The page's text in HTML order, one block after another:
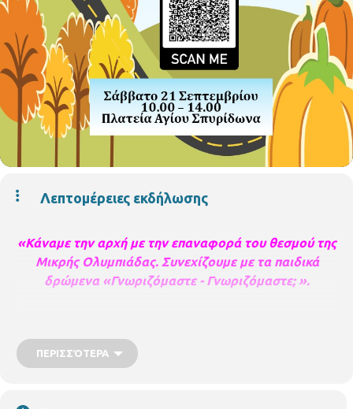
Λεπτομέρειες εκδήλωσης
«Κάναμε την αρχή με την επαναφορά του θεσμού της
Μικρής Ολυμπιάδας. Συνεχίζουμε με τα παιδικά
δρώμενα «Γνωριζόμαστε - Γνωριζόμαστε; ».
φορείς της πόλης που ασχολούνται με την
καλλιτεχνική εκπαίδευση του παιδιού, για να
ΠΕΡΙΣΣΌΤΕΡΑ